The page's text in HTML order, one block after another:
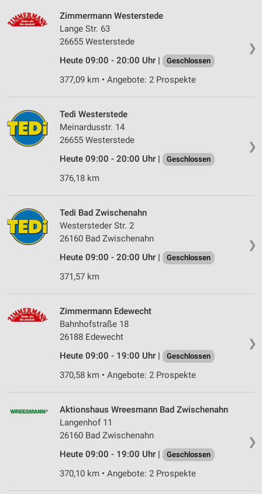
❯
Zimmermann Westerstede
Lange Str. 63
26655 Westerstede
Heute 09:00 - 20:00 Uhr |
Geschlossen
377,09 km • Angebote: 2 Prospekte
❯
Tedi Westerstede
Meinardusstr. 14
26655 Westerstede
Heute 09:00 - 20:00 Uhr |
Geschlossen
376,18 km
❯
Tedi Bad Zwischenahn
Westersteder Str. 2
26160 Bad Zwischenahn
Heute 09:00 - 20:00 Uhr |
Geschlossen
371,57 km
❯
Zimmermann Edewecht
Bahnhofstraße 18
26188 Edewecht
Heute 09:00 - 19:00 Uhr |
Geschlossen
370,58 km • Angebote: 2 Prospekte
❯
Aktionshaus Wreesmann Bad Zwischenahn
Langenhof 11
26160 Bad Zwischenahn
Heute 09:00 - 19:00 Uhr |
Geschlossen
370,10 km • Angebote: 2 Prospekte